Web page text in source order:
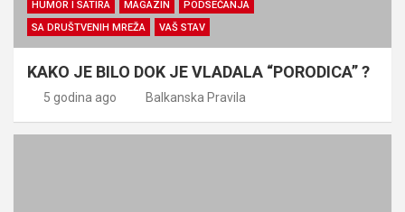
HUMOR I SATIRA MAGAZIN
PODSEĆANJA
SA DRUŠTVENIH MREŽA
VAŠ STAV
KAKO JE BILO DOK JE VLADALA “PORODICA” ?
5 godina ago Balkanska Pravila